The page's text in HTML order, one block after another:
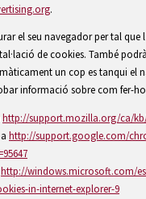
.
el seu navegador per tal que
de cookies. També
un cop es tanqui el
informació sobre com fer-
http://support.mozilla.org/ca/
http://support.google.com/
http://windows.microsoft.com/
in-internet-explorer-9